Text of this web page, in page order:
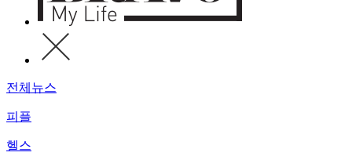
전체뉴스
피플
헬스